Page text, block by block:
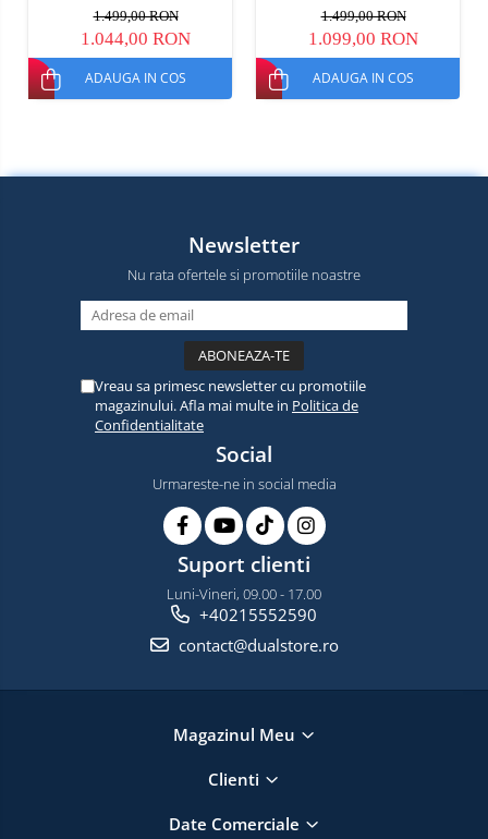
ROM, 13MP + 8MP,
11000mAh, 18W, Deblocare
faciala, Dual SIM
1.499,00 RON
1.044,00 RON
ADAUGA IN COS
ROM, 13MP + 8MP,
11000mAh, 18W, Deblocare
faciala, Dual SIM
1.499,00 RON
1.099,00 RON
ADAUGA IN COS
Newsletter
Nu rata ofertele si promotiile noastre
Vreau sa primesc newsletter cu promotiile
magazinului. Afla mai multe in Politica de
Confidentialitate
Social
Urmareste-ne in social media
Suport clienti
Luni-Vineri, 09.00 - 17.00
+40215552590
contact@dualstore.ro
Magazinul Meu
Clienti
Date Comerciale